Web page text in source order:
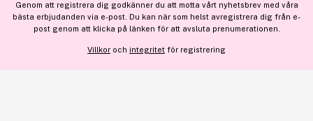
VISA DETALJER
Medlemspris:
50 kr
Inte medlem: 72 kr
Genom att registrera dig godkänner du att motta vårt nyhetsbrev med våra
bästa erbjudanden via e-post. Du kan när som helst avregistrera dig från e-
post genom att klicka på länken för att avsluta prenumerationen.
Villkor och integritet för registrering